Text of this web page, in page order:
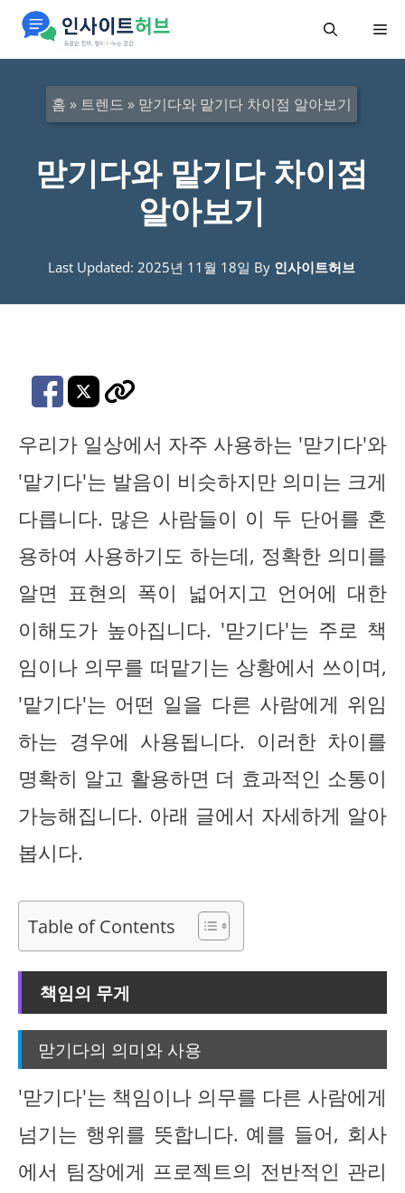
메
홈 » 트렌드 » 맏기다와 맡기다 차이점 알아보기
맏기다와 맡기다 차이점
알아보기
Last Updated: 2025년 11월 18일 By 인사이트허브
우리가 일상에서 자주 사용하는 '맏기다'와
'맡기다'는 발음이 비슷하지만 의미는 크게
다릅니다. 많은 사람들이 이 두 단어를 혼
용하여 사용하기도 하는데, 정확한 의미를
알면 표현의 폭이 넓어지고 언어에 대한
이해도가 높아집니다. '맏기다'는 주로 책
임이나 의무를 떠맡기는 상황에서 쓰이며,
'맡기다'는 어떤 일을 다른 사람에게 위임
하는 경우에 사용됩니다. 이러한 차이를
명확히 알고 활용하면 더 효과적인 소통이
가능해집니다. 아래 글에서 자세하게 알아
봅시다.
Table of Contents
책임의 무게
맏기다의 의미와 사용
'맏기다'는 책임이나 의무를 다른 사람에게
넘기는 행위를 뜻합니다. 예를 들어, 회사
에서 팀장에게 프로젝트의 전반적인 관리